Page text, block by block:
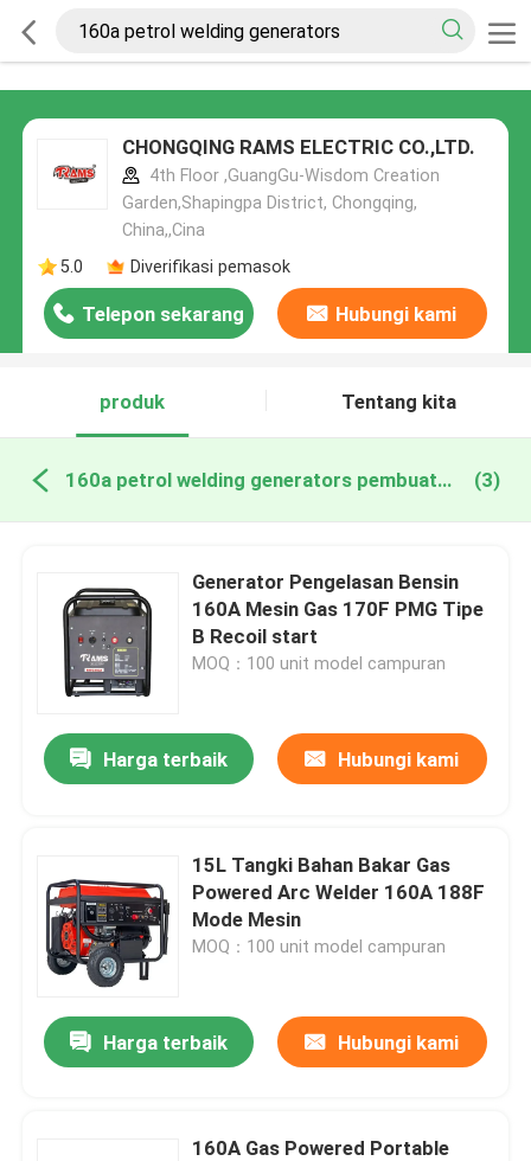
CHONGQING RAMS ELECTRIC CO.,LTD.
4th Floor ,GuangGu-Wisdom Creation
Garden,Shapingpa District, Chongqing,
China,,Cina
5.0
Diverifikasi pemasok
Telepon sekarang Hubungi kami
produk Tentang kita
160a petrol welding generators pembuatan online (3)
Generator Pengelasan Bensin
160A Mesin Gas 170F PMG Tipe
B Recoil start
MOQ：100 unit model campuran
Harga terbaik Hubungi kami
15L Tangki Bahan Bakar Gas
Powered Arc Welder 160A 188F
Mode Mesin
MOQ：100 unit model campuran
Harga terbaik Hubungi kami
160A Gas Powered Portable